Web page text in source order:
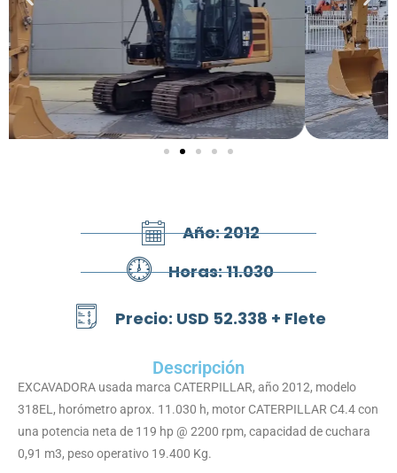
Año: 2012
Horas: 11.030
Precio: USD 52.338 + Flete
Descripción
EXCAVADORA usada marca CATERPILLAR, año 2012, modelo
318EL, horómetro aprox. 11.030 h, motor CATERPILLAR C4.4 con
una potencia neta de 119 hp @ 2200 rpm, capacidad de cuchara
0,91 m3, peso operativo 19.400 Kg.